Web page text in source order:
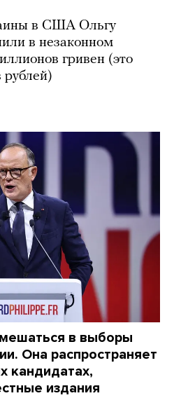
в США Ольгу
в незаконном
гривен (это
в выборы
Она распространяет
кандидатах,
издания